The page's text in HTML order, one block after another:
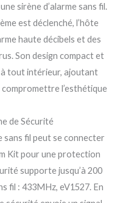
sirène d’alarme sans fil.
est déclenché, l’hôte
haute décibels et des
Son design compact et
tout intérieur, ajoutant
l’esthétique
de Sécurité
fil peut se connecter
Kit pour une protection
supporte jusqu’à 200
fil : 433MHz, eV1527. En